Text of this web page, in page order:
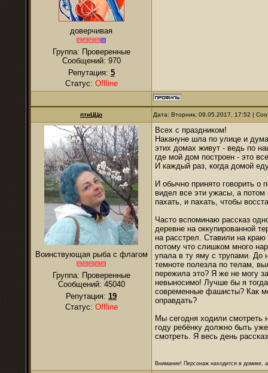
доверчивая
Группа: Проверенные
Сообщений: 970
Репутация: 5
Статус: Offline
птиЦЦо Дата: Вторник, 09.05.2017, 17:52 |
Воинствующая рыба с флагом
Группа: Проверенные
Сообщений: 45040
Репутация: 19
Статус: Offline
Всех с праздником!
Накануне шла по улице и
этих домах живут - ведь по
где мой дом построен - это
И каждый раз, когда домой
И обычно принято говорить
видел все эти ужасы, а потом
пахать, и пахать, чтобы
Часто вспоминаю рассказ
деревне на оккупированной
на расстрел. Ставили на
потому что слишком много
упала в ту яму с трупами. До
темноте полезла по телам,
пережила это? Я же не могу
невыносимо! Лучше бы я
современные фашисты? Как
оправдать?
Мы сегодня ходили
году ребёнку должно быть
смотреть. Я весь день
Внимание! Персонаж находится в домике,